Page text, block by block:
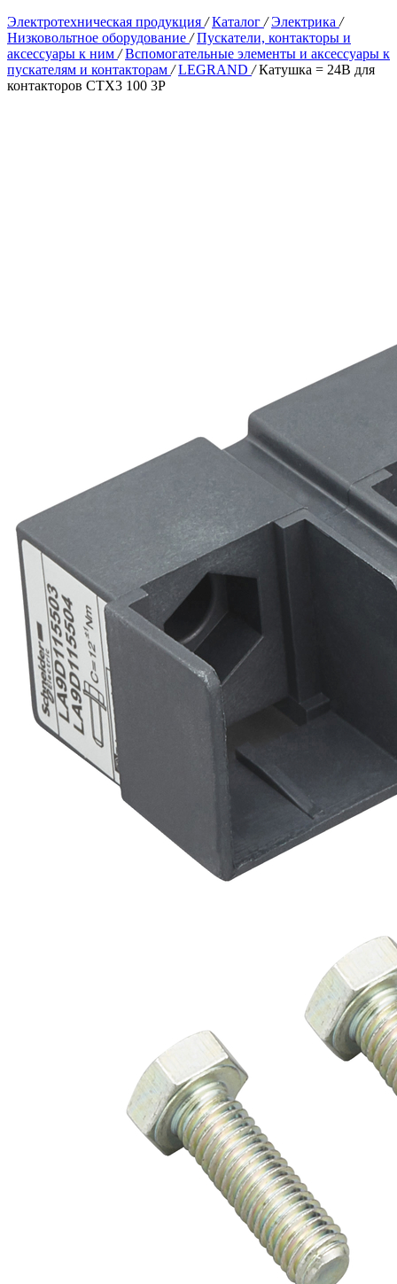
Электротехническая продукция / Каталог / Электрика /
Низковольтное оборудование / Пускатели, контакторы и
аксессуары к ним / Вспомогательные элементы и аксессуары к
пускателям и контакторам / LEGRAND / Катушка = 24В для
контакторов CTX3 100 3P